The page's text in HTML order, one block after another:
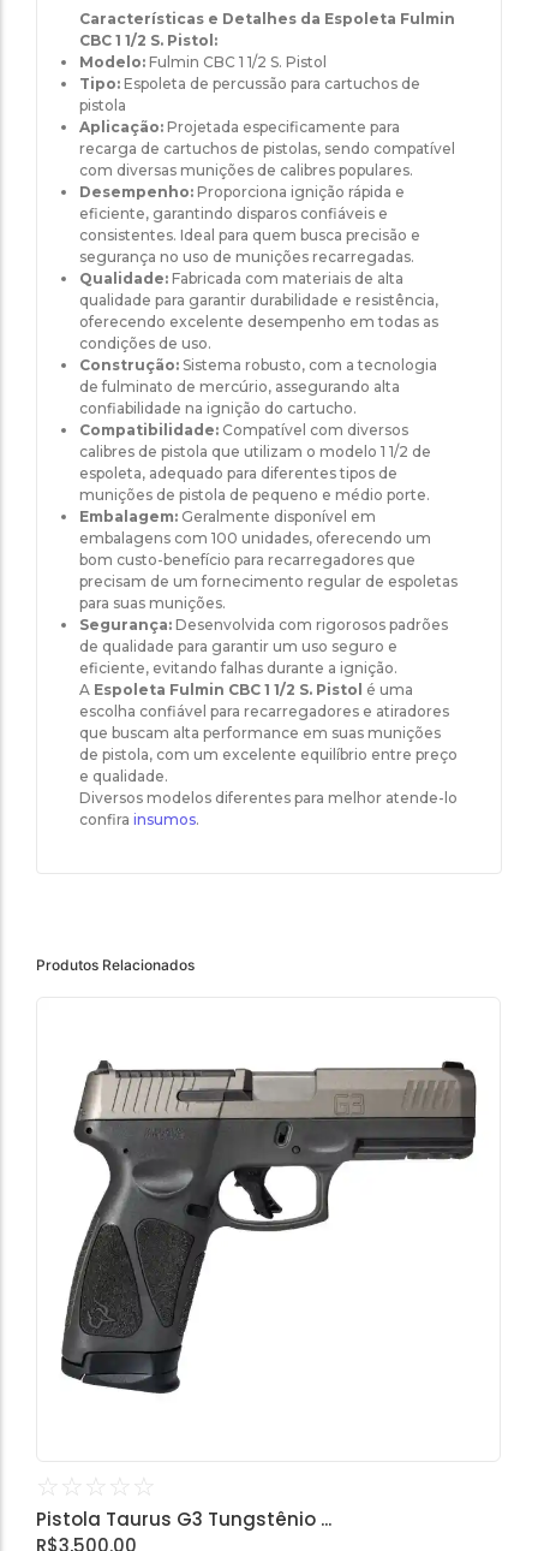
Características e Detalhes da Espoleta Fulmin
CBC 1 1/2 S. Pistol:
Modelo: Fulmin CBC 1 1/2 S. Pistol
Tipo: Espoleta de percussão para cartuchos de
pistola
Aplicação: Projetada especificamente para
recarga de cartuchos de pistolas, sendo compatível
com diversas munições de calibres populares.
Desempenho: Proporciona ignição rápida e
eficiente, garantindo disparos confiáveis e
consistentes. Ideal para quem busca precisão e
segurança no uso de munições recarregadas.
Qualidade: Fabricada com materiais de alta
qualidade para garantir durabilidade e resistência,
oferecendo excelente desempenho em todas as
condições de uso.
Construção: Sistema robusto, com a tecnologia
de fulminato de mercúrio, assegurando alta
confiabilidade na ignição do cartucho.
Compatibilidade: Compatível com diversos
calibres de pistola que utilizam o modelo 1 1/2 de
espoleta, adequado para diferentes tipos de
munições de pistola de pequeno e médio porte.
Embalagem: Geralmente disponível em
embalagens com 100 unidades, oferecendo um
bom custo-benefício para recarregadores que
precisam de um fornecimento regular de espoletas
para suas munições.
Segurança: Desenvolvida com rigorosos padrões
de qualidade para garantir um uso seguro e
eficiente, evitando falhas durante a ignição.
A Espoleta Fulmin CBC 1 1/2 S. Pistol é uma
escolha confiável para recarregadores e atiradores
que buscam alta performance em suas munições
de pistola, com um excelente equilíbrio entre preço
e qualidade.
Diversos modelos diferentes para melhor atende-lo
confira insumos.
Produtos Relacionados
☆ ☆ ☆ ☆ ☆
Pistola Taurus G3 Tungstênio ...
R$3,500.00